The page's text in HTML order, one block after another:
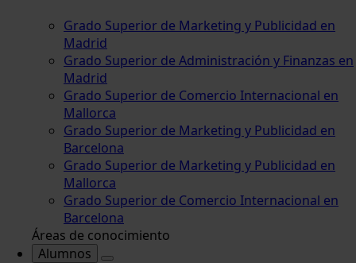
Grado Superior de Marketing y Publicidad en
Madrid
Grado Superior de Administración y Finanzas en
Madrid
Grado Superior de Comercio Internacional en
Mallorca
Grado Superior de Marketing y Publicidad en
Barcelona
Grado Superior de Marketing y Publicidad en
Mallorca
Grado Superior de Comercio Internacional en
Barcelona
Áreas de conocimiento
Alumnos